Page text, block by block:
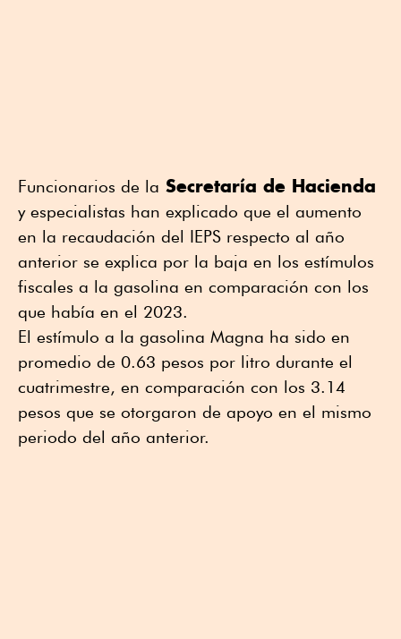
Funcionarios de la Secretaría de Hacienda
y especialistas han explicado que el aumento
en la recaudación del IEPS respecto al año
anterior se explica por la baja en los estímulos
fiscales a la gasolina en comparación con los
que había en el 2023.
El estímulo a la gasolina Magna ha sido en
promedio de 0.63 pesos por litro durante el
cuatrimestre, en comparación con los 3.14
pesos que se otorgaron de apoyo en el mismo
periodo del año anterior.